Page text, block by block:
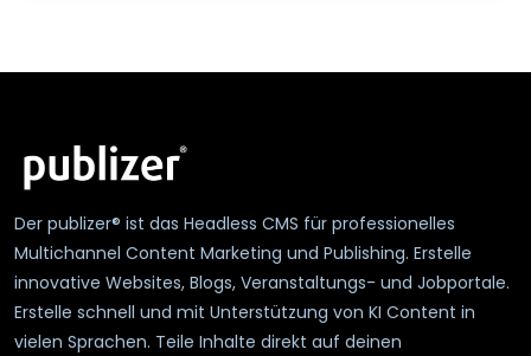
Der publizer® ist das Headless CMS für professionelles
Multichannel Content Marketing und Publishing. Erstelle
innovative Websites, Blogs, Veranstaltungs- und Jobportale.
Erstelle schnell und mit Unterstützung von KI Content in
vielen Sprachen. Teile Inhalte direkt auf deinen